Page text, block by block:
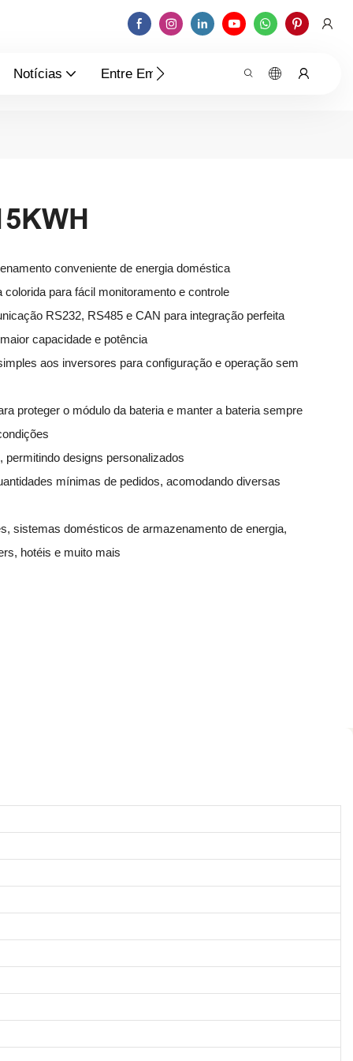
Notícias Entre Em Contato Conosco
conveniente de energia doméstica
colorida para fácil monitoramento e controle
RS232, RS485 e CAN para integração perfeita
capacidade e potência
aos inversores para configuração e operação sem
proteger o módulo da bateria e manter a bateria sempre
designs personalizados
mínimas de pedidos, acomodando diversas
sistemas domésticos de armazenamento de energia,
hotéis e muito mais